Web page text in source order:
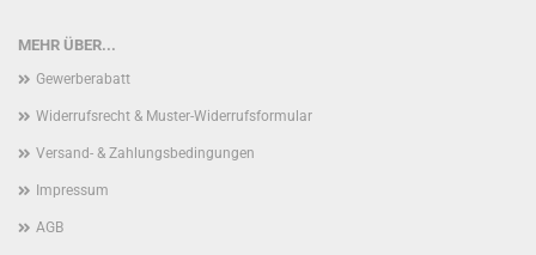
MEHR ÜBER...
Gewerberabatt
Widerrufsrecht & Muster-Widerrufsformular
Versand- & Zahlungsbedingungen
Impressum
AGB